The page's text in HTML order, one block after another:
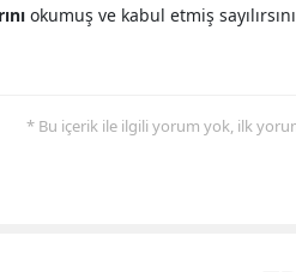
okumuş ve kabul etmiş
* Bu içerik ile ilgili yorum yok, ilk